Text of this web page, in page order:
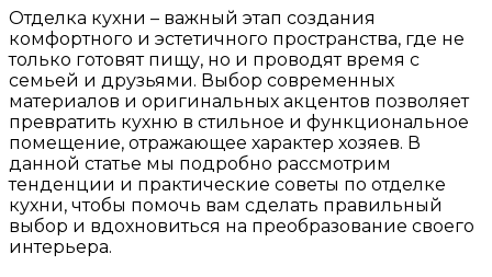
Отделка кухни – важный этап создания
комфортного и эстетичного пространства, где не
только готовят пищу, но и проводят время с
семьей и друзьями. Выбор современных
материалов и оригинальных акцентов позволяет
превратить кухню в стильное и функциональное
помещение, отражающее характер хозяев. В
данной статье мы подробно рассмотрим
тенденции и практические советы по отделке
кухни, чтобы помочь вам сделать правильный
выбор и вдохновиться на преобразование своего
интерьера.